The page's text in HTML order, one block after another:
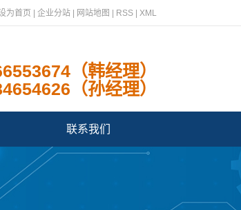
为首页 企业分站 网站地图 RSS XML
（韩经理）
（孙经理）
联系我们